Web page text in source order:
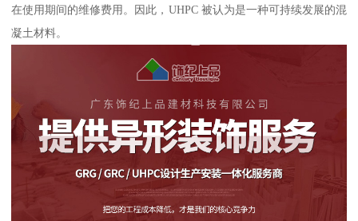
在使用期间的维修费用。因此，UHPC 被认为是一种可持续发展的混
凝土材料。